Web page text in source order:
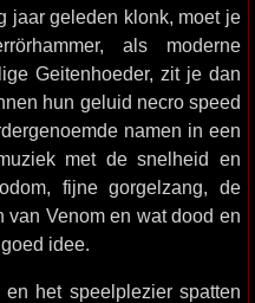
jaar geleden klonk, moet je
als moderne
Geitenhoeder, zit je dan
hun geluid necro speed
namen in een
met de snelheid en
fijne gorgelzang, de
Venom en wat dood en
idee.
het speelplezier spatten